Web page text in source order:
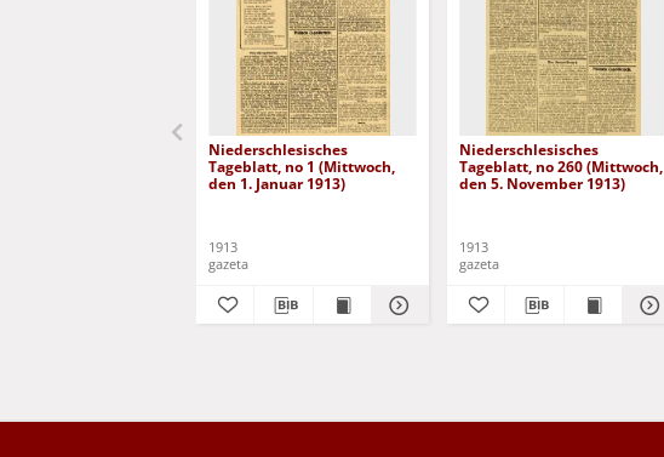
Niederschlesisches
Tageblatt, no 1 (Mittwoch,
den 1. Januar 1913)
1913
gazeta
Niederschlesisches
Tageblatt, no 260 (Mittwoch,
den 5. November 1913)
1913
gazeta